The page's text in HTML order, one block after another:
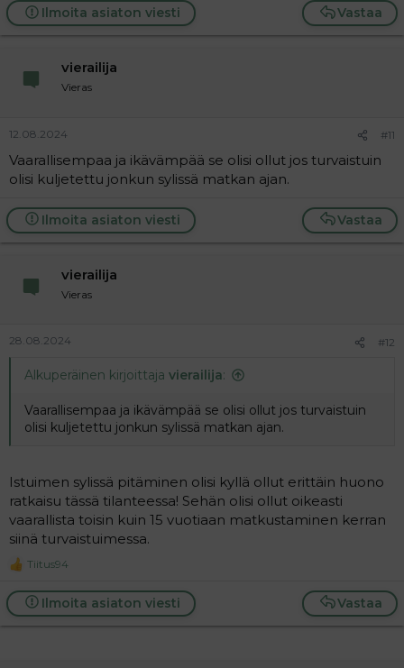
a
c
t
Vastaa
Ilmoita asiaton viesti
vierailija
Vieras
12.08.2024 #11
Vaarallisempaa ja ikävämpää se olisi ollut jos turvaistuin
olisi kuljetettu jonkun sylissä matkan ajan.
Vastaa
Ilmoita asiaton viesti
vierailija
Vieras
28.08.2024 #12
Alkuperäinen kirjoittaja vierailija:
Vaarallisempaa ja ikävämpää se olisi ollut jos turvaistuin
olisi kuljetettu jonkun sylissä matkan ajan.
Istuimen sylissä pitäminen olisi kyllä ollut erittäin huono
ratkaisu tässä tilanteessa! Sehän olisi ollut oikeasti
vaarallista toisin kuin 15 vuotiaan matkustaminen kerran
siinä turvaistuimessa.
R
a
c
t
Tiitus94
Vastaa
Ilmoita asiaton viesti